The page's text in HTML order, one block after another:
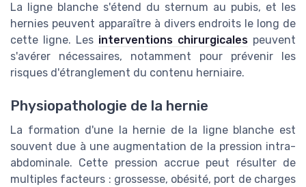
La ligne blanche s'étend du sternum au pubis, et les
hernies peuvent apparaître à divers endroits le long de
cette ligne. Les interventions chirurgicales peuvent
s'avérer nécessaires, notamment pour prévenir les
risques d'étranglement du contenu herniaire.
Physiopathologie de la hernie
La formation d'une la hernie de la ligne blanche est
souvent due à une augmentation de la pression intra-
abdominale. Cette pression accrue peut résulter de
multiples facteurs : grossesse, obésité, port de charges